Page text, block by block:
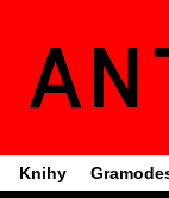
Knihy